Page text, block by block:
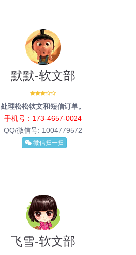
默默-软文部
处理松松软文和短信订单。
手机号：173-4657-0024
QQ/微信号: 1004779572
微信扫一扫
飞雪-软文部